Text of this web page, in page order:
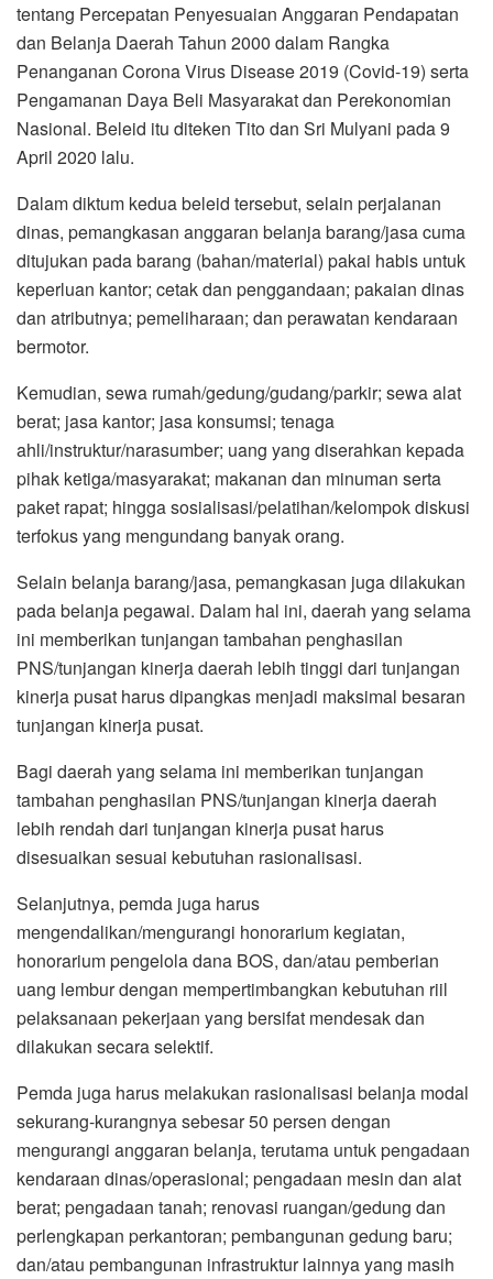
tentang Percepatan Penyesuaian Anggaran Pendapatan
dan Belanja Daerah Tahun 2000 dalam Rangka
Penanganan Corona Virus Disease 2019 (Covid-19) serta
Pengamanan Daya Beli Masyarakat dan Perekonomian
Nasional. Beleid itu diteken Tito dan Sri Mulyani pada 9
April 2020 lalu.
Dalam diktum kedua beleid tersebut, selain perjalanan
dinas, pemangkasan anggaran belanja barang/jasa cuma
ditujukan pada barang (bahan/material) pakai habis untuk
keperluan kantor; cetak dan penggandaan; pakaian dinas
dan atributnya; pemeliharaan; dan perawatan kendaraan
bermotor.
Kemudian, sewa rumah/gedung/gudang/parkir; sewa alat
berat; jasa kantor; jasa konsumsi; tenaga
ahli/instruktur/narasumber; uang yang diserahkan kepada
pihak ketiga/masyarakat; makanan dan minuman serta
paket rapat; hingga sosialisasi/pelatihan/kelompok diskusi
terfokus yang mengundang banyak orang.
Selain belanja barang/jasa, pemangkasan juga dilakukan
pada belanja pegawai. Dalam hal ini, daerah yang selama
ini memberikan tunjangan tambahan penghasilan
PNS/tunjangan kinerja daerah lebih tinggi dari tunjangan
kinerja pusat harus dipangkas menjadi maksimal besaran
tunjangan kinerja pusat.
Bagi daerah yang selama ini memberikan tunjangan
tambahan penghasilan PNS/tunjangan kinerja daerah
lebih rendah dari tunjangan kinerja pusat harus
disesuaikan sesuai kebutuhan rasionalisasi.
Selanjutnya, pemda juga harus
mengendalikan/mengurangi honorarium kegiatan,
honorarium pengelola dana BOS, dan/atau pemberian
uang lembur dengan mempertimbangkan kebutuhan riil
pelaksanaan pekerjaan yang bersifat mendesak dan
dilakukan secara selektif.
Pemda juga harus melakukan rasionalisasi belanja modal
sekurang-kurangnya sebesar 50 persen dengan
mengurangi anggaran belanja, terutama untuk pengadaan
kendaraan dinas/operasional; pengadaan mesin dan alat
berat; pengadaan tanah; renovasi ruangan/gedung dan
perlengkapan perkantoran; pembangunan gedung baru;
dan/atau pembangunan infrastruktur lainnya yang masih